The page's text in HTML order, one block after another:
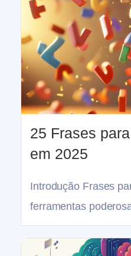
25 Frases
em 2025
Introdução Frases
ferramentas